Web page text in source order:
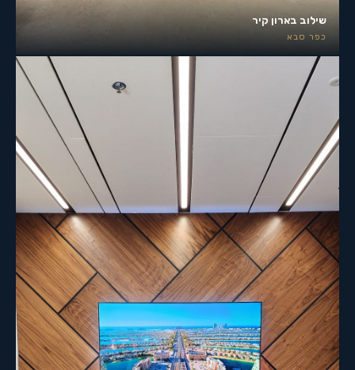
שילוב בארון קיר
כפר סבא